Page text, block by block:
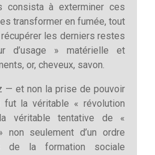
consista à exterminer ces
transformer en fumée, tout
les derniers restes
d’usage » matérielle et
or, cheveux, savon.
— et non la prise de pouvoir
la véritable « révolution
véritable tentative de «
non seulement d’un ordre
de la formation sociale